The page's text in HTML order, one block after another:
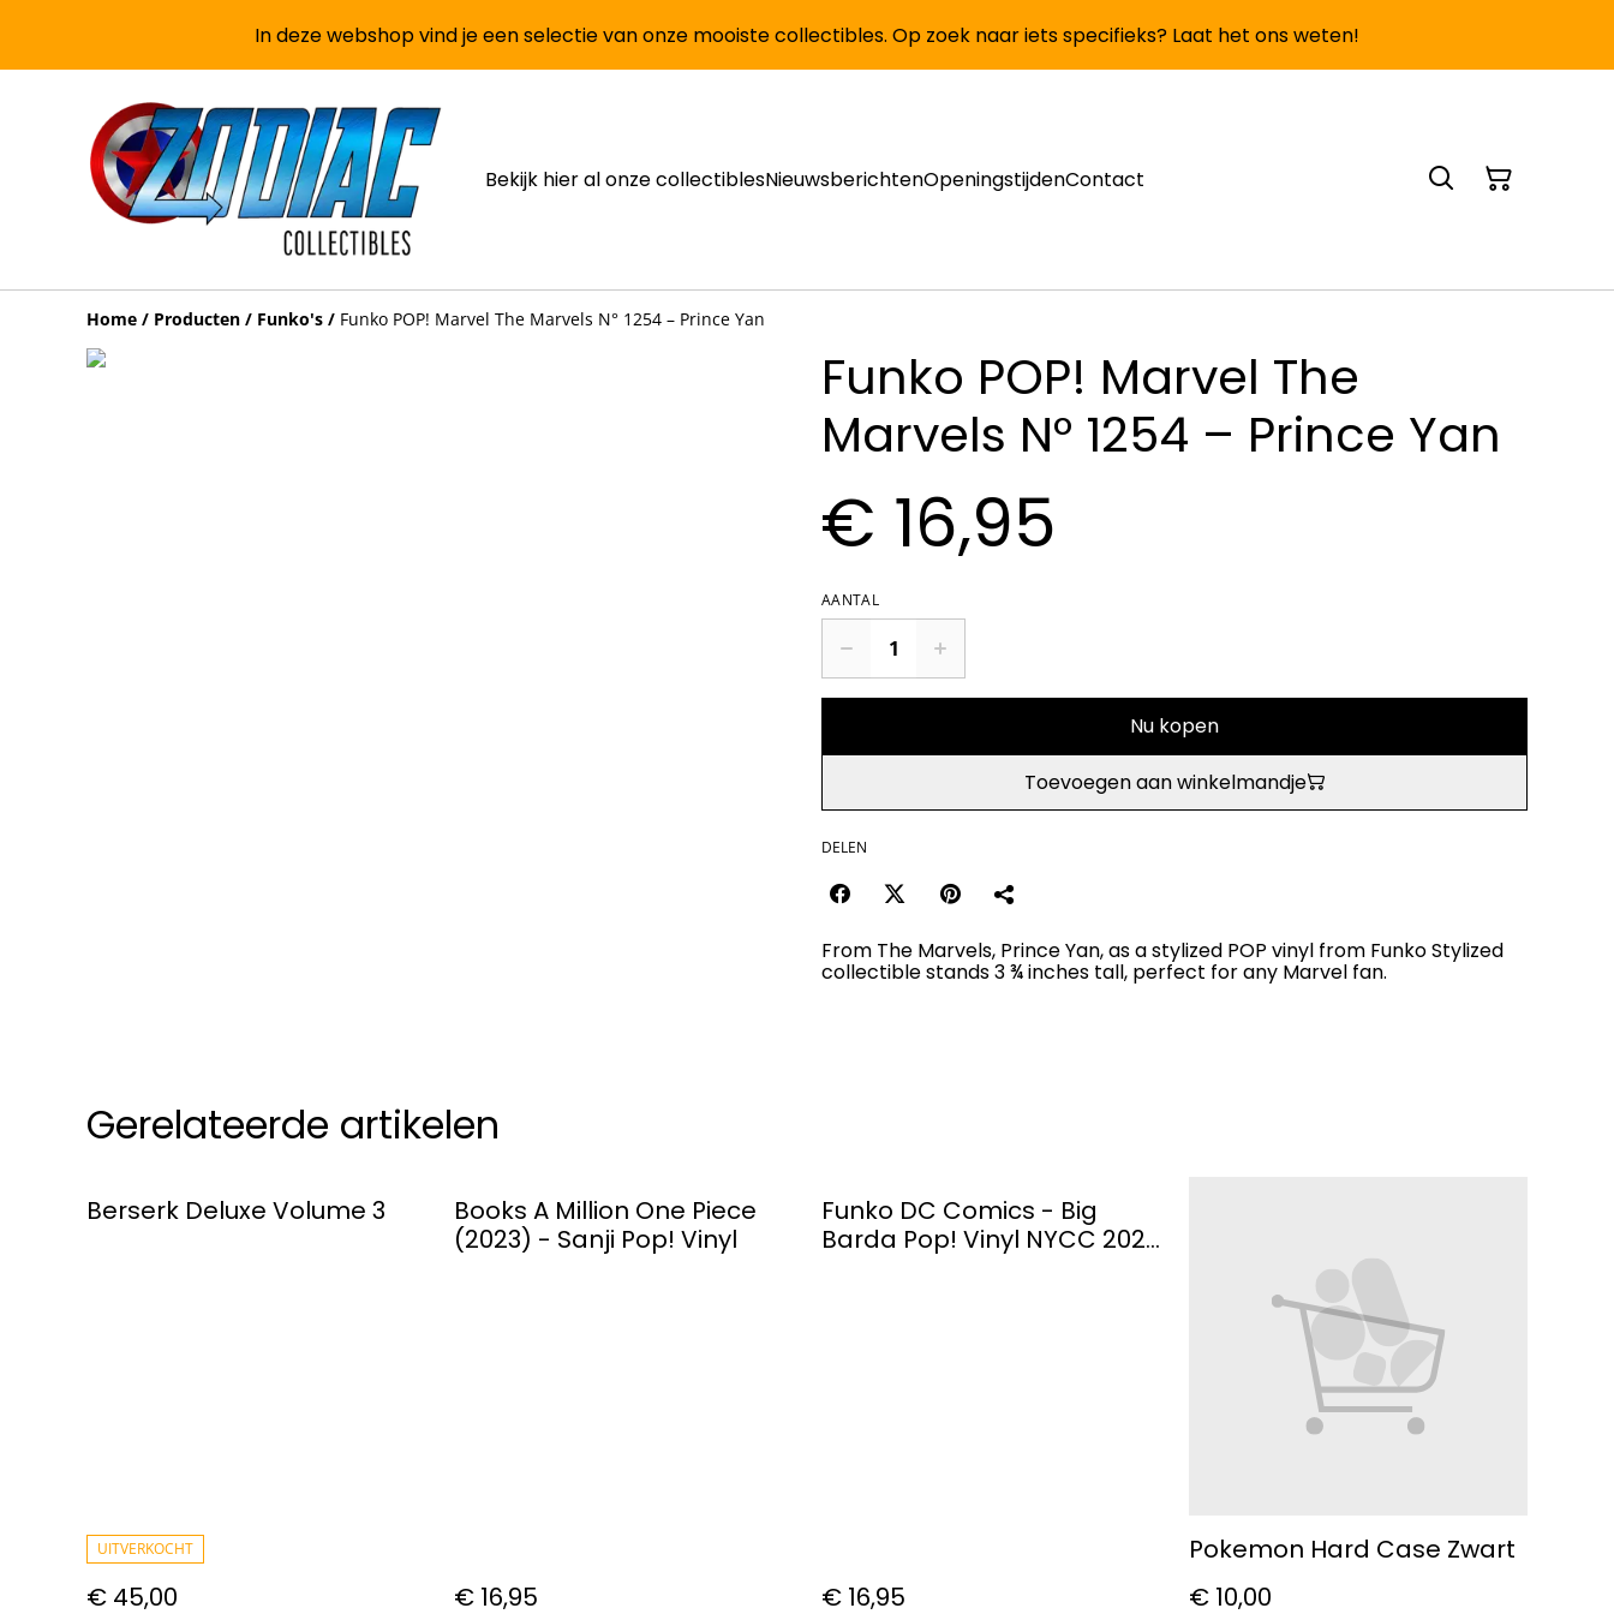
In deze webshop vind je een selectie van onze mooiste collectibles. Op zoek naar iets specifieks? Laat het ons weten!
Bekijk hier al onze collectiblesNieuwsberichtenOpeningstijdenContact
Home / Producten / Funko's / Funko POP! Marvel The Marvels N° 1254 – Prince Yan
Funko POP! Marvel The
Marvels N° 1254 – Prince Yan
€ 16,95
AANTAL
Nu kopen
Toevoegen aan winkelmandje
DELEN
From The Marvels, Prince Yan, as a stylized POP vinyl from Funko Stylized
collectible stands 3 ¾ inches tall, perfect for any Marvel fan.
Gerelateerde artikelen
Berserk Deluxe Volume 3
UITVERKOCHT
€ 45,00
Books A Million One Piece
(2023) - Sanji Pop! Vinyl
€ 16,95
Funko DC Comics - Big
Barda Pop! Vinyl NYCC 2023
€ 16,95
Pokemon Hard Case Zwart
€ 10,00